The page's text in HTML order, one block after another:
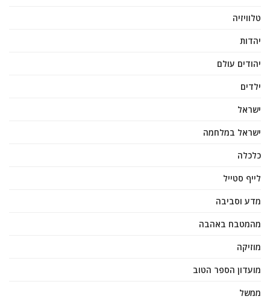
טלוויזיה
יהדות
יהודים עולם
ילדים
ישראל
ישראל במלחמה
כלכלה
לייף סטייל
מדע וסביבה
מהמטבח באהבה
מוזיקה
מועדון הספר הטוב
ממשל